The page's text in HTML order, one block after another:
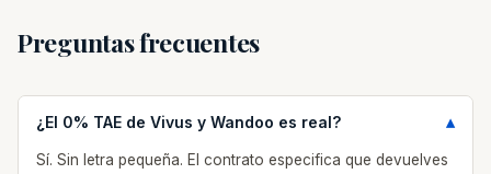
Preguntas frecuentes
¿El 0% TAE de Vivus y Wandoo es real?
Sí. Sin letra pequeña. El contrato especifica que devuelves